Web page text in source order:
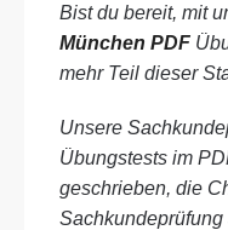
Bist du bereit, mit
München PDF
mehr Teil dieser
Unsere
Übungstests im
geschrieben, die